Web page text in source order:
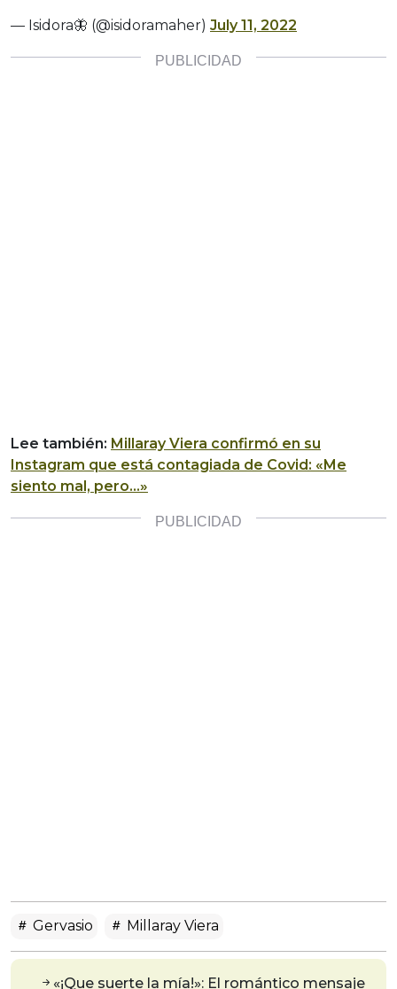
— Isidora🦋 (@isidoramaher) July 11, 2022
Lee también: Millaray Viera confirmó en su
Instagram que está contagiada de Covid: «Me
siento mal, pero…»
Gervasio Millaray Viera
«¡Que suerte la mía!»: El romántico mensaje